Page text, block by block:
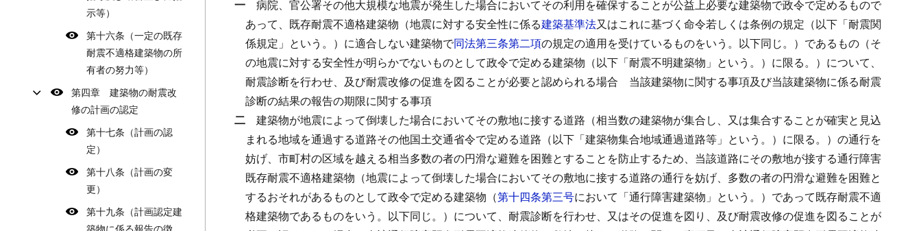
示等）
第十六条（一定の既存
耐震不適格建築物の所
有者の努力等）
第四章 建築物の耐震改
修の計画の認定
第十七条（計画の認
定）
第十八条（計画の変
更）
第十九条（計画認定建
築物に係る報告の徴
一 病院、官公署その他大規模な地震が発生した場合においてその利用を確保することが公益上必要な建築物で政令で定めるもので
あって、既存耐震不適格建築物（地震に対する安全性に係る建築基準法又はこれに基づく命令若しくは条例の規定（以下「耐震関
係規定」という。）に適合しない建築物で同法第三条第二項の規定の適用を受けているものをいう。以下同じ。）であるもの（そ
の地震に対する安全性が明らかでないものとして政令で定める建築物（以下「耐震不明建築物」という。）に限る。）について、
耐震診断を行わせ、及び耐震改修の促進を図ることが必要と認められる場合
当該建築物に関する事項及び当該建築物に係る耐震
診断の結果の報告の期限に関する事項
二 建築物が地震によって倒壊した場合においてその敷地に接する道路（相当数の建築物が集合し、又は集合することが確実と見込
まれる地域を通過する道路その他国土交通省令で定める道路（以下「建築物集合地域通過道路等」という。）に限る。）の通行を
妨げ、市町村の区域を越える相当多数の者の円滑な避難を困難とすることを防止するため、当該道路にその敷地が接する通行障害
既存耐震不適格建築物（地震によって倒壊した場合においてその敷地に接する道路の通行を妨げ、多数の者の円滑な避難を困難と
するおそれがあるものとして政令で定める建築物（第十四条第三号において「通行障害建築物」という。）であって既存耐震不適
格建築物であるものをいう。以下同じ。）について、耐震診断を行わせ、又はその促進を図り、及び耐震改修の促進を図ることが